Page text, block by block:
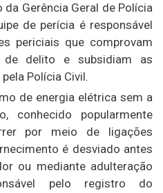
Gerência Geral de Polícia
de perícia é responsável
periciais que comprovam
de delito e subsidiam as
Polícia Civil.
de energia elétrica sem a
conhecido popularmente
por meio de ligações
é desviado antes
ou mediante adulteração
pelo registro do